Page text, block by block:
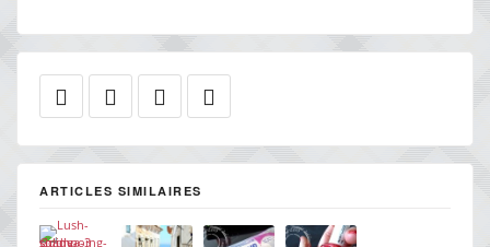
ARTICLES SIMILAIRES